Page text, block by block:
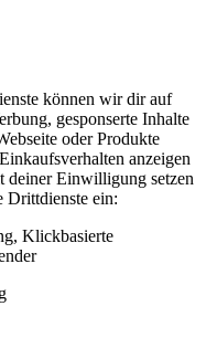
können wir dir auf
gesponserte Inhalte
oder Produkte
anzeigen
deiner Einwilligung setzen
Drittdienste ein:
Klickbasierte